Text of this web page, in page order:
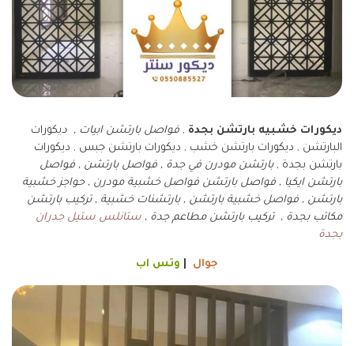
ديكورات خشبيه بارتشن بجدة , فواصل بارتشن ابيات , ديكورات
البارتشن , ديكورات بارتشن خشب , ديكورات بارتشن جبس , ديكورات
بارتشن بجدة ,بارتشن مودرن في جدة , فواصل بارتشن , فواصل
بارتشن ايكيا , فواصل بارتشن فواصل خشبية مودرن , حواجز خشبية
بارتشن , فواصل خشبية بارتشن , بارتشنات خشبية , تركيب بارتشن
مكاتب بجدة , تركيب بارتشن مطاعم جدة , ستانلس ستيل جدران
بجدة
جوال وتس اب